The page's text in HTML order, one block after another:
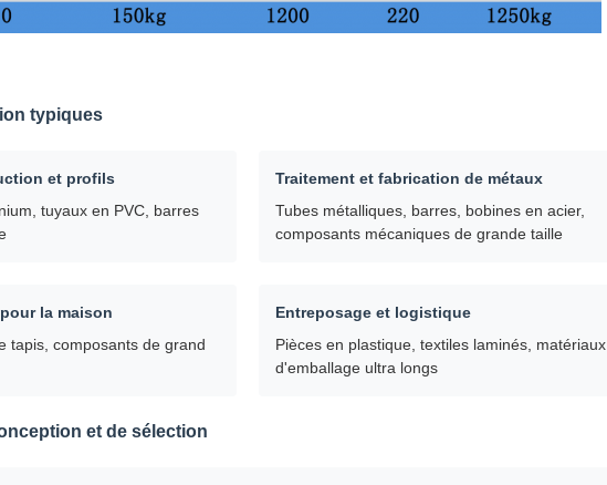
typiques
et profils
tuyaux en PVC, barres
Traitement et fabrication de métaux
Tubes métalliques, barres, bobines en acier,
composants mécaniques de grande taille
la maison
tapis, composants de grand
Entreposage et logistique
Pièces en plastique, textiles laminés, matériaux
d'emballage ultra longs
et de sélection